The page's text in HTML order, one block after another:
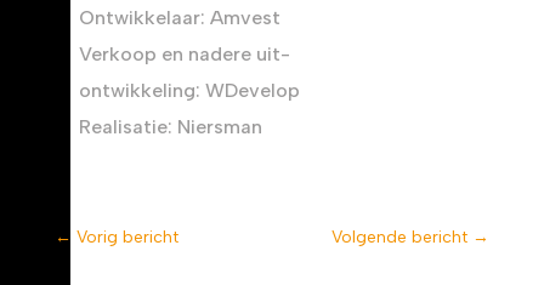
Ontwikkelaar: Amvest
Verkoop en nadere uit-
ontwikkeling: WDevelop
Realisatie: Niersman
← Vorig bericht Volgende bericht →